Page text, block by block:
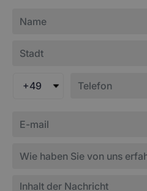
+49